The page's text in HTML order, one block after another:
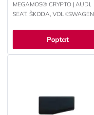
MEGAMOS® CRYPTO | AUDI,
SEAT, ŠKODA, VOLKSWAGEN
Poptat